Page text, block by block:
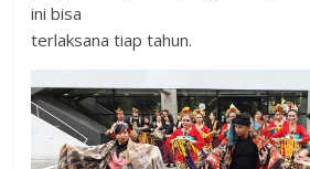
ini bisa
terlaksana tiap tahun.